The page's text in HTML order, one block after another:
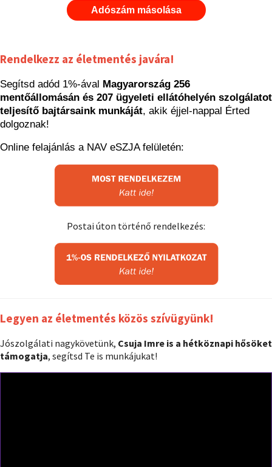
Adószám másolása
Rendelkezz az életmentés javára!
Segítsd adód 1%-ával Magyarország 256
mentőállomásán és 207 ügyeleti ellátóhelyén szolgálatot
teljesítő bajtársaink munkáját, akik éjjel-nappal Érted
dolgoznak!
Online felajánlás a NAV eSZJA felületén:
Postai úton történő rendelkezés:
Legyen az életmentés közös szívügyünk!
Jószolgálati nagykövetünk, Csuja Imre is a hétköznapi hősöket
támogatja, segítsd Te is munkájukat!